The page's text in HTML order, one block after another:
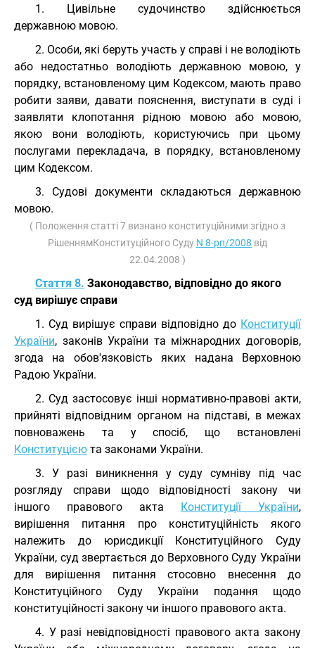
1. Цивільне судочинство здійснюється
державною мовою.
2. Особи, які беруть участь у справі і не володіють
або недостатньо володіють державною мовою, у
порядку, встановленому цим Кодексом, мають право
робити заяви, давати пояснення, виступати в суді і
заявляти клопотання рідною мовою або мовою,
якою вони володіють, користуючись при цьому
послугами перекладача, в порядку, встановленому
цим Кодексом.
3. Судові документи складаються державною
мовою.
( Положення статті 7 визнано конституційними згідно з
РішеннямКонституційного Суду N 8-рп/2008 від
22.04.2008 )
Стаття 8. Законодавство, відповідно до якого
суд вирішує справи
1. Суд вирішує справи відповідно до Конституції
України, законів України та міжнародних договорів,
згода на обов'язковість яких надана Верховною
Радою України.
2. Суд застосовує інші нормативно-правові акти,
прийняті відповідним органом на підставі, в межах
повноважень та у спосіб, що встановлені
Конституцією та законами України.
3. У разі виникнення у суду сумніву під час
розгляду справи щодо відповідності закону чи
іншого правового акта Конституції України,
вирішення питання про конституційність якого
належить до юрисдикції Конституційного Суду
України, суд звертається до Верховного Суду України
для вирішення питання стосовно внесення до
Конституційного Суду України подання щодо
конституційності закону чи іншого правового акта.
4. У разі невідповідності правового акта закону